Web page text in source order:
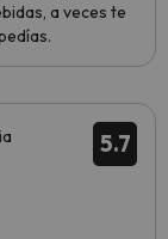
a veces te
5.7